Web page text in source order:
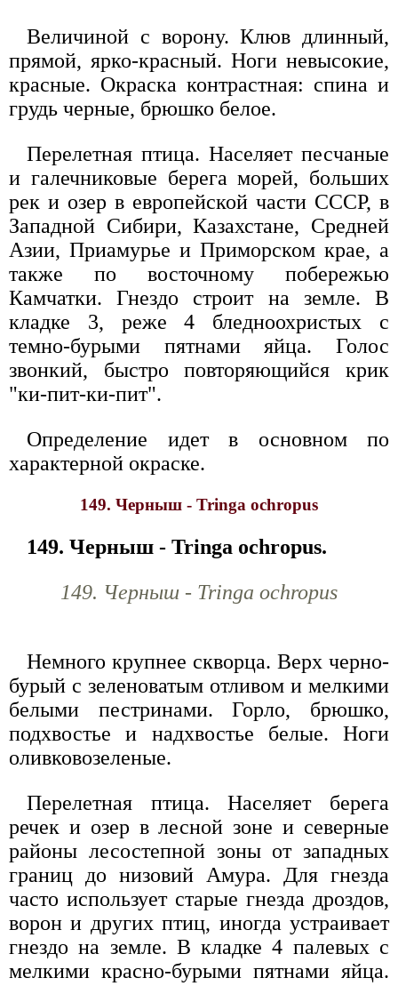
Величиной с ворону. Клюв длинный,
прямой, ярко-красный. Ноги невысокие,
красные. Окраска контрастная: спина и
грудь черные, брюшко белое.
Перелетная птица. Населяет песчаные
и галечниковые берега морей, больших
рек и озер в европейской части СССР, в
Западной Сибири, Казахстане, Средней
Азии, Приамурье и Приморском крае, а
также по восточному побережью
Камчатки. Гнездо строит на земле. В
кладке 3, реже 4 бледноохристых с
темно-бурыми пятнами яйца. Голос
звонкий, быстро повторяющийся крик
"ки-пит-ки-пит".
Определение идет в основном по
характерной окраске.
149. Черныш - Tringa ochropus
149. Черныш - Tringa ochropus.
149. Черныш - Tringa ochropus
Немного крупнее скворца. Верх черно-
бурый с зеленоватым отливом и мелкими
белыми пестринами. Горло, брюшко,
подхвостье и надхвостье белые. Ноги
оливковозеленые.
Перелетная птица. Населяет берега
речек и озер в лесной зоне и северные
районы лесостепной зоны от западных
границ до низовий Амура. Для гнезда
часто использует старые гнезда дроздов,
ворон и других птиц, иногда устраивает
гнездо на земле. В кладке 4 палевых с
мелкими красно-бурыми пятнами яйца.